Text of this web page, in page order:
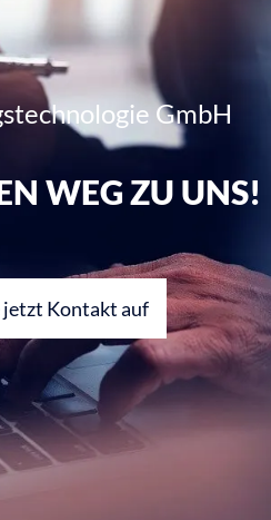
GmbH
WEG ZU UNS!
jetzt Kontakt auf